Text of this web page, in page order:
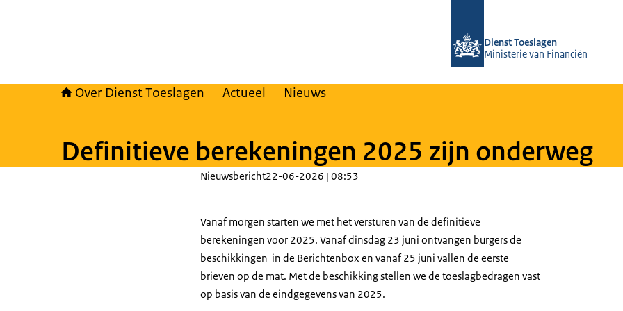
Dienst Toeslagen
Ministerie van Financiën
Over Dienst Toeslagen Actueel Nieuws
Definitieve berekeningen 2025 zijn onderweg
Nieuwsbericht22-06-2026 | 08:53
Vanaf morgen starten we met het versturen van de definitieve
berekeningen voor 2025. Vanaf dinsdag 23 juni ontvangen burgers de
beschikkingen in de Berichtenbox en vanaf 25 juni vallen de eerste
brieven op de mat. Met de beschikking stellen we de toeslagbedragen vast
op basis van de eindgegevens van 2025.